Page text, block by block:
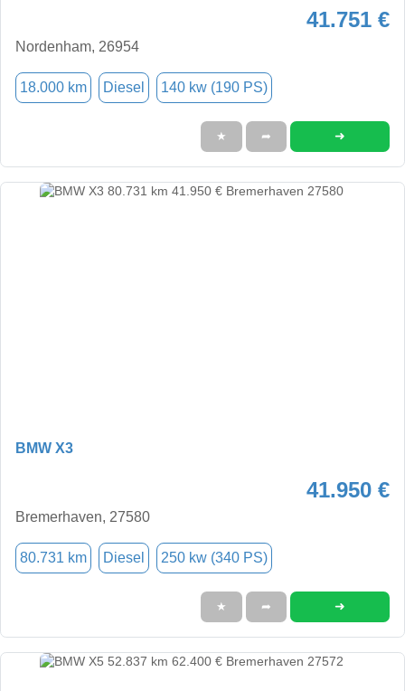
41.751 €
Nordenham, 26954
18.000 km Diesel 140 kw (190 PS)
★ ➦ ➜
BMW X3
41.950 €
Bremerhaven, 27580
80.731 km Diesel 250 kw (340 PS)
★ ➦ ➜